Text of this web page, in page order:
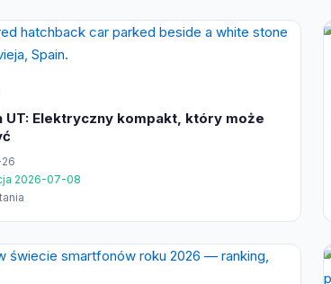
UT: Elektryczny kompakt, który może
2026-07-08